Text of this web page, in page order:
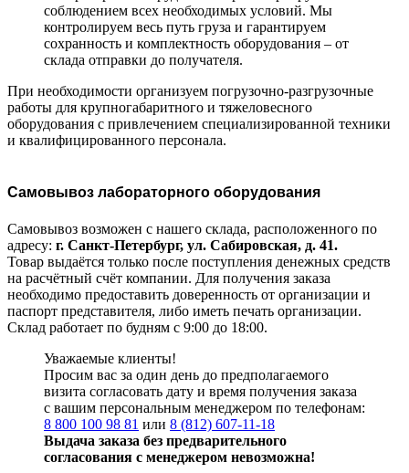
соблюдением всех необходимых условий. Мы
контролируем весь путь груза и гарантируем
сохранность и комплектность оборудования – от
склада отправки до получателя.
При необходимости организуем погрузочно-разгрузочные
работы для крупногабаритного и тяжеловесного
оборудования с привлечением специализированной техники
и квалифицированного персонала.
Самовывоз лабораторного оборудования
Самовывоз возможен с нашего склада, расположенного по
адресу: г. Санкт-Петербург, ул. Сабировская, д. 41.
Товар выдаётся только после поступления денежных средств
на расчётный счёт компании. Для получения заказа
необходимо предоставить доверенность от организации и
паспорт представителя, либо иметь печать организации.
Склад работает по будням с 9:00 до 18:00.
Уважаемые клиенты!
Просим вас за один день до предполагаемого
визита согласовать дату и время получения заказа
с вашим персональным менеджером по телефонам:
8 800 100 98 81 или 8 (812) 607-11-18
Выдача заказа без предварительного
согласования с менеджером невозможна!